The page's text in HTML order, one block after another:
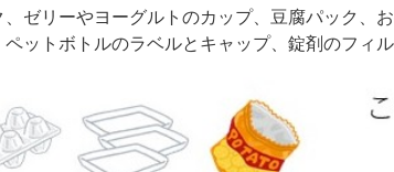
、ゼリーやヨーグルトのカップ、豆腐パック、
ットボトルのラベルとキャップ、錠剤のフィ